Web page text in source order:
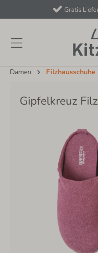
Gratis
Damen Filzhausschuhe
Gipfelkreuz